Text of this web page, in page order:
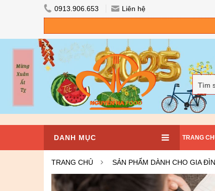
0913.906.653 Liên hệ
Tìm
DANH MỤC TRANG
TRANG CHỦ SẢN PHẨM DÀNH CHO GIA